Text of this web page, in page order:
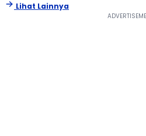
Lihat Lainnya